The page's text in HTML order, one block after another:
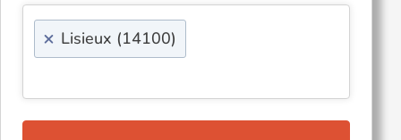
× Lisieux (14100)